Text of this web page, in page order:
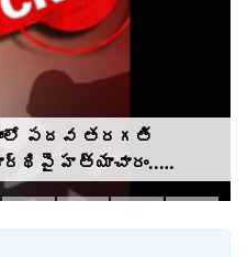
పదవ తరగతి
హత్యాచారం..
వెళ్లిన తల్లి..